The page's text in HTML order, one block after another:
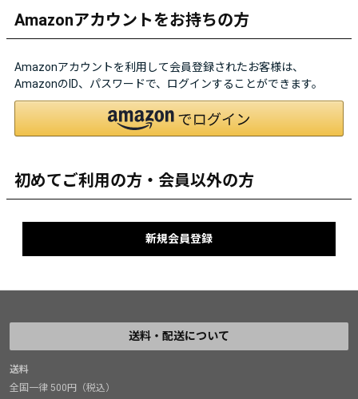
Amazonアカウントをお持ちの方
Amazonアカウントを利用して会員登録されたお客様は、
AmazonのID、パスワードで、ログインすることができます。
初めてご利用の方・会員以外の方
送料・配送について
送料
全国一律 500円（税込）